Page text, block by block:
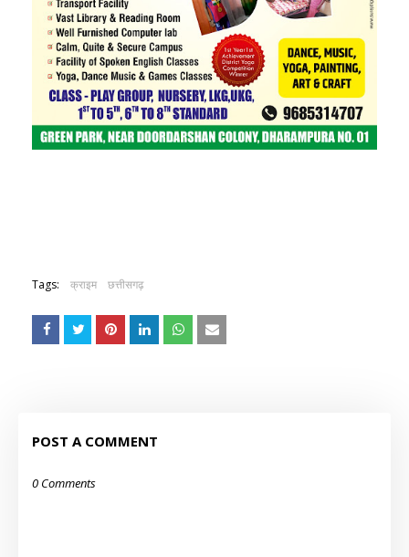
Tags: क्राइम छत्तीसगढ़
POST A COMMENT
0 Comments